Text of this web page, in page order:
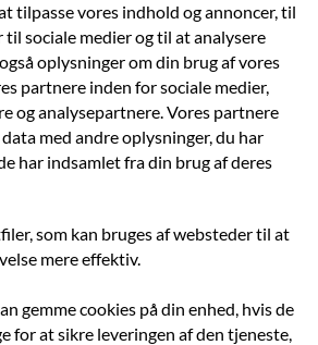
tilpasse vores indhold og annoncer, til
sociale medier og til at analysere
oplysninger om din brug af vores
partnere inden for sociale medier,
og analysepartnere. Vores partnere
med andre oplysninger, du har
har indsamlet fra din brug af deres
som kan bruges af websteder til at
mere effektiv.
gemme cookies på din enhed, hvis de
for at sikre leveringen af den tjeneste,